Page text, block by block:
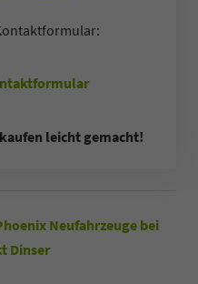
leicht gemacht!
Neufahrzeuge bei
Dinser